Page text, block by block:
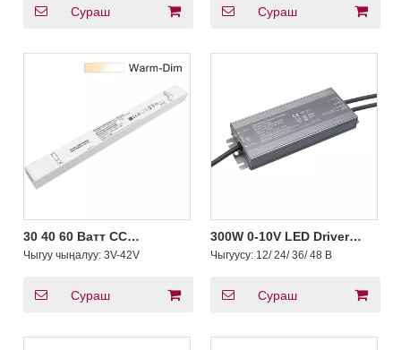
драйвери CV
Сураш Сураш
30 40 60 Ватт CC
Күңүрттөтүү үчүн
Жылытуу Триак 0-10V
LED Айдоочу 220vac
Чыгуу чыңалуу: 3V-42V
Сураш
300W 0-10V LED Driver
Triac Dim-to-Warm IP66
Өнөр жай
Чыгуусу: 12/ 24/ 36/ 48 В
Сураш